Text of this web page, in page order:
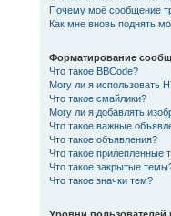
Почему моё сообщение
Как мне вновь поднять
Форматирование
Что такое BBCode?
Могу ли я использовать
Что такое смайлики?
Могу ли я добавлять
Что такое важные
Что такое объявления?
Что такое прилепленные
Что такое закрытые
Что такое значки тем?